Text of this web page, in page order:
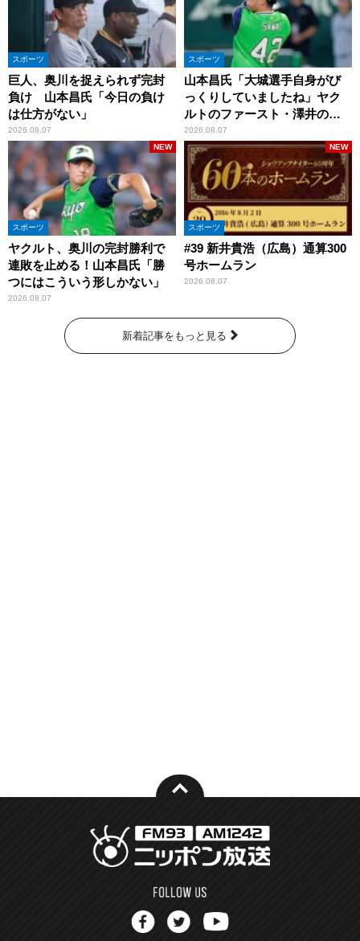
スポーツ
巨人、奥川を捉えられず完封
負け 山本昌氏「今日の負け
は仕方がない」
2026.08.07
スポーツ
山本昌氏「大城選手自身がび
っくりしていましたね」ヤク
ルトのファースト・澤井の判
断を評価
2026.08.07
スポーツ
ヤクルト、奥川の完封勝利で
連敗を止める！山本昌氏「勝
つにはこういう形しかない」
2026.08.07
NEW
スポーツ
#39 新井貴浩（広島）通算300
号ホームラン
2026.08.07
NEW
新着記事をもっと見る